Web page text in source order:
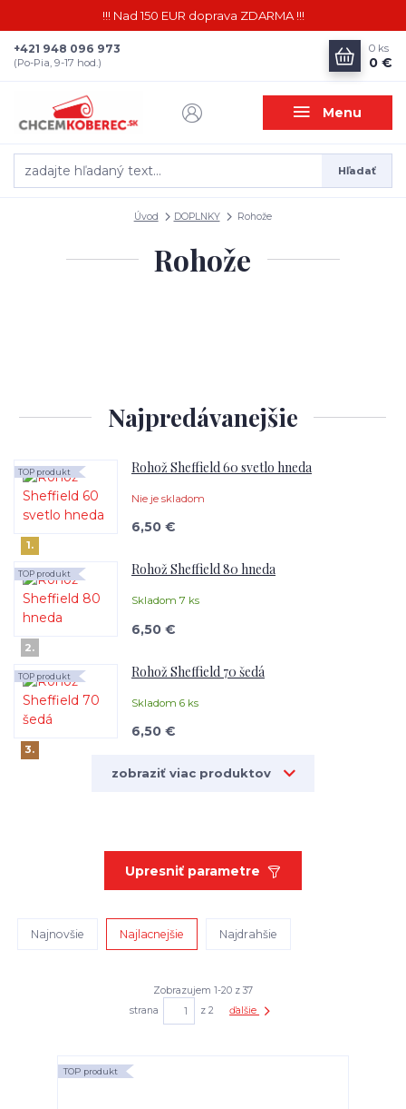
!!! Nad 150 EUR doprava ZDARMA !!!
Menu
Hľadať
+421 948 096 973
(Po-Pia, 9-17 hod.)
0 ks
0 €
Úvod DOPLNKY Rohože
Rohože
Najpredávanejšie
1.
Rohož Sheffield 60 svetlo hneda
Nie je skladom
TOP produkt
6,50 €
2.
Rohož Sheffield 80 hneda
Skladom 7 ks
TOP produkt
6,50 €
3.
Rohož Sheffield 70 šedá
Skladom 6 ks
TOP produkt
6,50 €
zobraziť viac produktov
Upresniť parametre
Najnovšie Najlacnejšie Najdrahšie
Zobrazujem 1-20 z 37
strana
z 2 ďalšie
TOP produkt